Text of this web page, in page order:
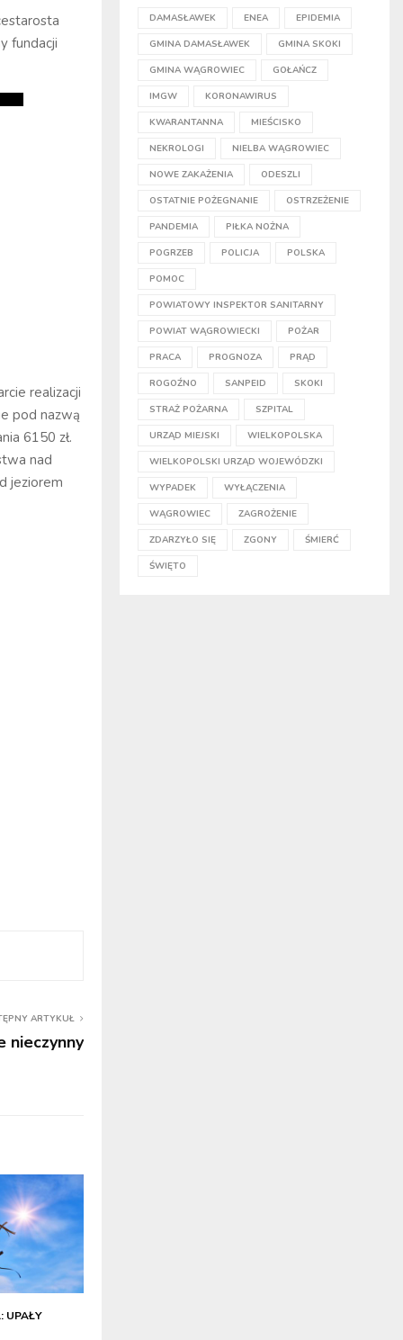
fundacji
realizacji
pod nazwą
6150 zł.
nad
jeziorem
ARTYKUŁ
nieczynny
UPAŁY
DAMASŁAWEK ENEA EPIDEMIA
GMINA DAMASŁAWEK GMINA SKOKI
GMINA WĄGROWIEC GOŁAŃCZ
IMGW KORONAWIRUS
KWARANTANNA MIEŚCISKO
NEKROLOGI NIELBA WĄGROWIEC
NOWE ZAKAŻENIA ODESZLI
OSTATNIE POŻEGNANIE OSTRZEŻENIE
PANDEMIA PIŁKA NOŻNA
POGRZEB POLICJA POLSKA
POMOC
POWIATOWY INSPEKTOR SANITARNY
POWIAT WĄGROWIECKI POŻAR
PRACA PROGNOZA PRĄD
ROGOŹNO SANPEID SKOKI
STRAŻ POŻARNA SZPITAL
URZĄD MIEJSKI WIELKOPOLSKA
WIELKOPOLSKI URZĄD WOJEWÓDZKI
WYPADEK WYŁĄCZENIA
WĄGROWIEC ZAGROŻENIE
ZDARZYŁO SIĘ ZGONY ŚMIERĆ
ŚWIĘTO